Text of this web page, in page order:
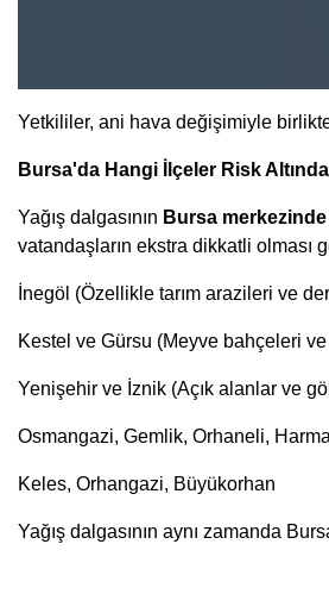
Yetkililer, ani hava değişimiyle
Bursa'da Hangi İlçeler Risk
Yağış dalgasının Bursa merkezinde
vatandaşların ekstra dikkatli olması
İnegöl (Özellikle tarım arazileri ve
Kestel ve Gürsu (Meyve bahçeleri
Yenişehir ve İznik (Açık alanlar ve
Osmangazi, Gemlik, Orhaneli,
Keles, Orhangazi, Büyükorhan
Yağış dalgasının aynı zamanda